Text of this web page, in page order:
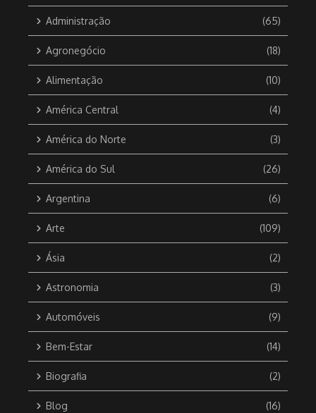
Administração (65)
Agronegócio (18)
Alimentação (10)
América Central (4)
América do Norte (3)
América do Sul (26)
Argentina (6)
Arte (109)
Ásia (2)
Astronomia (3)
Automóveis (9)
Bem-Estar (14)
Biografia (2)
Blog (16)